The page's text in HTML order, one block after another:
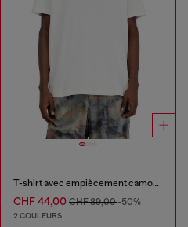
T-shirt avec empiècement camouflage
CHF 44,00 CHF 89,00-50%
2 COULEURS